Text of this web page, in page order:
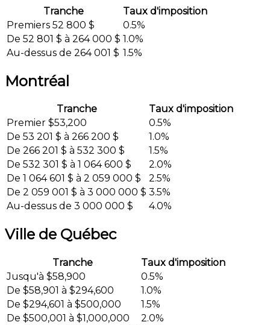
Tranche
Taux d'imposition
Premiers 52 800 $
0.5%
De 52 801 $ à 264 000 $ 1.0%
Au-dessus de 264 001 $ 1.5%
Montréal
Tranche
Taux d'imposition
Premier $53,200
0.5%
De 53 201 $ à 266 200 $
1.0%
De 266 201 $ à 532 300 $
1.5%
De 532 301 $ à 1 064 600 $
2.0%
De 1 064 601 $ à 2 059 000 $
2.5%
De 2 059 001 $ à 3 000 000 $ 3.5%
Au-dessus de 3 000 000 $
4.0%
Ville de Québec
Tranche
Taux d'imposition
Jusqu'à $58,900
0.5%
De $58,901 à $294,600
1.0%
De $294,601 à $500,000
1.5%
De $500,001 à $1,000,000
2.0%